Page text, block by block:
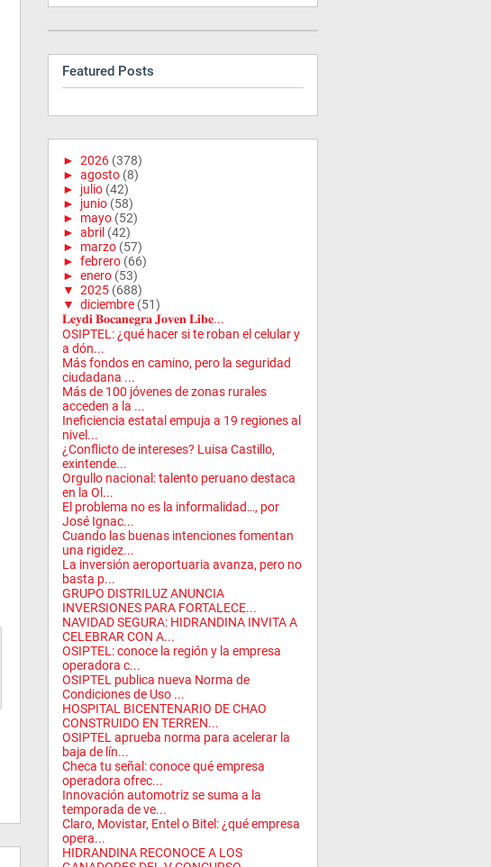
Featured Posts
► 2026 (378)
► agosto (8)
► julio (42)
► junio (58)
► mayo (52)
► abril (42)
► marzo (57)
► febrero (66)
► enero (53)
▼ 2025 (688)
▼ diciembre (51)
𝐋𝐞𝐲𝐝𝐢 𝐁𝐨𝐜𝐚𝐧𝐞𝐠𝐫𝐚 𝐉𝐨𝐯𝐞𝐧 𝐋𝐢𝐛𝐞...
OSIPTEL: ¿qué hacer si te roban el celular y
a dón...
Más fondos en camino, pero la seguridad
ciudadana ...
Más de 100 jóvenes de zonas rurales
acceden a la ...
Ineficiencia estatal empuja a 19 regiones al
nivel...
¿Conflicto de intereses? Luisa Castillo,
exintende...
Orgullo nacional: talento peruano destaca
en la Ol...
El problema no es la informalidad…, por
José Ignac...
Cuando las buenas intenciones fomentan
una rigidez...
La inversión aeroportuaria avanza, pero no
basta p...
GRUPO DISTRILUZ ANUNCIA
INVERSIONES PARA FORTALECE...
NAVIDAD SEGURA: HIDRANDINA INVITA A
CELEBRAR CON A...
OSIPTEL: conoce la región y la empresa
operadora c...
OSIPTEL publica nueva Norma de
Condiciones de Uso ...
HOSPITAL BICENTENARIO DE CHAO
CONSTRUIDO EN TERREN...
OSIPTEL aprueba norma para acelerar la
baja de lín...
Checa tu señal: conoce qué empresa
operadora ofrec...
Innovación automotriz se suma a la
temporada de ve...
Claro, Movistar, Entel o Bitel: ¿qué empresa
opera...
HIDRANDINA RECONOCE A LOS